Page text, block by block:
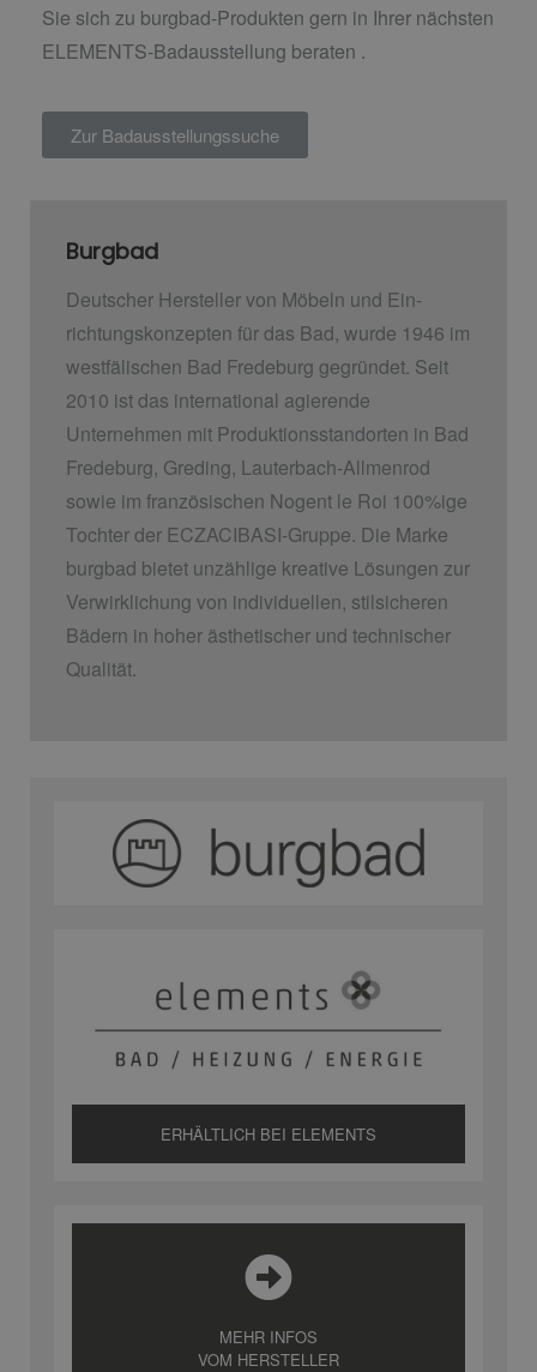
Sie sich zu burgbad-Produkten gern in Ihrer nächsten
ELEMENTS-Badausstellung beraten .
Zur Badausstellungssuche
Burgbad
Deutscher Hersteller von Möbeln und Ein­
richtungskonzepten für das Bad, wurde 1946 im
westfälischen Bad Fredeburg gegründet. Seit
2010 ist das international agierende
Unternehmen mit Produktionsstandorten in Bad
Fredeburg, Greding, Lauterbach-Allmenrod
sowie im französischen Nogent le Roi 100%ige
Tochter der ECZACIBASI­-Gruppe. Die Marke
burgbad bietet unzählige kreative Lösungen zur
Verwirklichung von individuellen, stilsicheren
Bädern in hoher ästhetischer und technischer
Qualität.
ERHÄLTLICH BEI ELEMENTS
MEHR INFOS
VOM HERSTELLER